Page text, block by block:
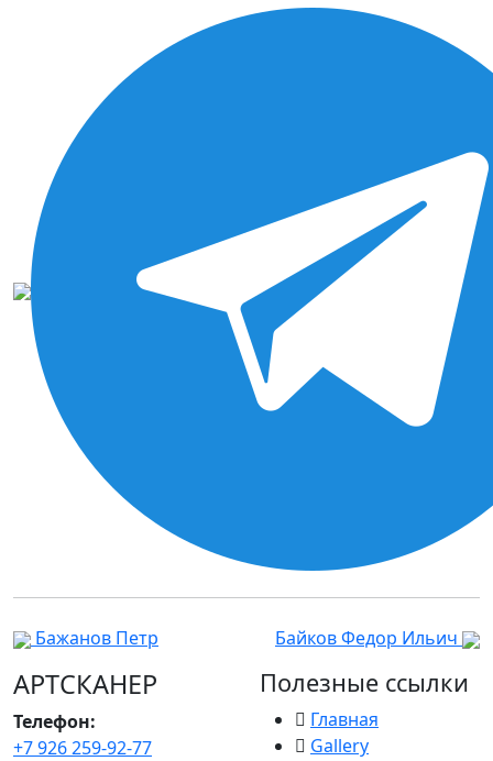
Бажанов Петр Байков Федор Ильич
АРТСКАНЕР
Телефон:
+7 926 259-92-77
Полезные ссылки
Главная
Gallery